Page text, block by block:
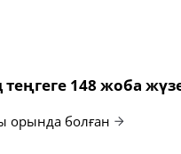
148 жоба
орында болған